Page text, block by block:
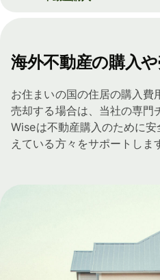
海外不動産の購入
お住まいの国の住居の購入費
売却する場合は、当社の専門
Wiseは不動産購入のために
えている方々をサポートしま